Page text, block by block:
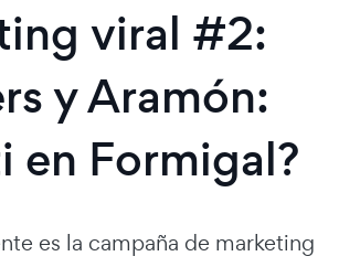
viral #2:
y Aramón:
en Formigal?
es la campaña de marketing